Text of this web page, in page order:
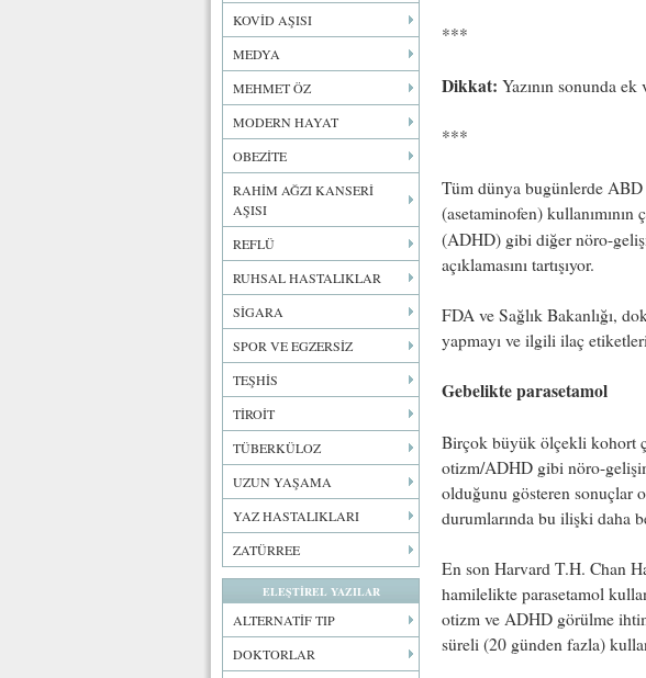
KOVİD AŞISI
MEDYA
MEHMET ÖZ
MODERN HAYAT
OBEZİTE
RAHİM AĞZI KANSERİ
AŞISI
REFLÜ
RUHSAL HASTALIKLAR
SİGARA
SPOR VE EGZERSİZ
TEŞHİS
TİROİT
TÜBERKÜLOZ
UZUN YAŞAMA
YAZ HASTALIKLARI
ZATÜRREE
ELEŞTİREL YAZILAR
ALTERNATİF TIP
DOKTORLAR
***
Dikkat: Yazının sonunda ek
***
Tüm dünya bugünlerde ABD
(asetaminofen) kullanımının
(ADHD) gibi diğer nöro-
açıklamasını tartışıyor.
FDA ve Sağlık Bakanlığı,
yapmayı ve ilgili ilaç
Gebelikte parasetamol
Birçok büyük ölçekli kohort
otizm/ADHD gibi nöro-
olduğunu gösteren sonuçlar
durumlarında bu ilişki daha
En son Harvard T.H. Chan
hamilelikte parasetamol
otizm ve ADHD görülme
süreli (20 günden fazla)